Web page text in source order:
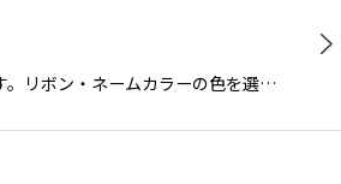
リボン・ネームカラーの色を選…